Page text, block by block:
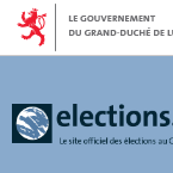
Aller
navigation
Aller